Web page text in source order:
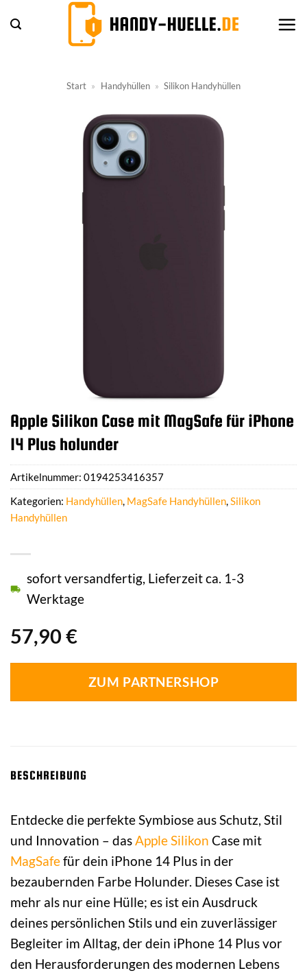
Inhalt
Start » Handyhüllen » Silikon Handyhüllen
Apple Silikon Case mit MagSafe für iPhone
14 Plus holunder
57,90 €
sofort versandfertig, Lieferzeit ca. 1-3
Werktage
ZUM PARTNERSHOP
Artikelnummer: 0194253416357
Kategorien: Handyhüllen, MagSafe Handyhüllen,Silikon
Handyhüllen
BESCHREIBUNG
Entdecke die perfekte Symbiose aus Schutz, Stil
und Innovation – das Apple Silikon Case mit
MagSafefür dein iPhone 14 Plus in der
bezaubernden Farbe Holunder. Dieses Case ist
mehr als nur eine Hülle; es ist ein Ausdruck
deines persönlichen Stils und ein zuverlässiger
Begleiter im Alltag, der dein iPhone 14 Plus vor
den Herausforderungen des modernen Lebens